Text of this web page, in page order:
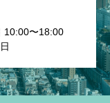
10:00〜18:00